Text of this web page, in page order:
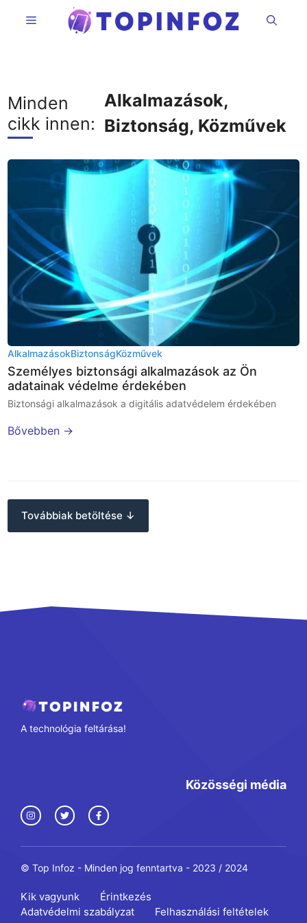
Menü
Minden
cikk innen:
Alkalmazások,
Biztonság, Közművek
AlkalmazásokBiztonságKözművek
Személyes biztonsági alkalmazások az Ön
adatainak védelme érdekében
Biztonsági alkalmazások a digitális adatvédelem érdekében
Bővebben →
Továbbiak betöltése ↓
A technológia feltárása!
Közösségi média
© Top Infoz - Minden jog fenntartva - 2023 / 2024
Kik vagyunk
Érintkezés
Adatvédelmi szabályzat
Felhasználási feltételek